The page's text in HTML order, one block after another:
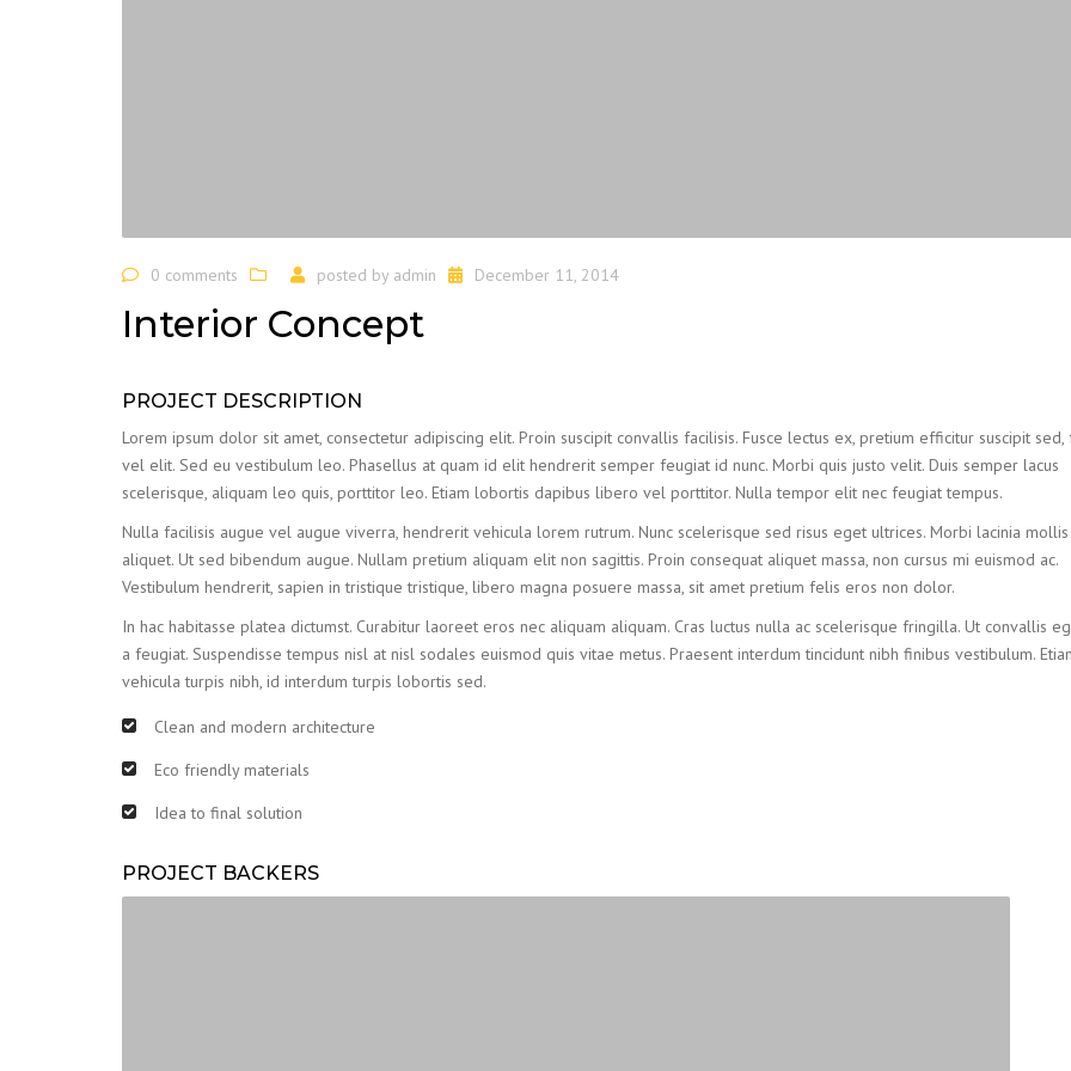
0 comments posted by admin December 11, 2014
Interior Concept
PROJECT DESCRIPTION
Lorem ipsum dolor sit amet, consectetur adipiscing elit. Proin suscipit convallis facilisis. Fusce lectus ex, pretium efficitur suscipit sed,
vel elit. Sed eu vestibulum leo. Phasellus at quam id elit hendrerit semper feugiat id nunc. Morbi quis justo velit. Duis semper lacus
scelerisque, aliquam leo quis, porttitor leo. Etiam lobortis dapibus libero vel porttitor. Nulla tempor elit nec feugiat tempus.
Nulla facilisis augue vel augue viverra, hendrerit vehicula lorem rutrum. Nunc scelerisque sed risus eget ultrices. Morbi lacinia
aliquet. Ut sed bibendum augue. Nullam pretium aliquam elit non sagittis. Proin consequat aliquet massa, non cursus mi euismod ac.
Vestibulum hendrerit, sapien in tristique tristique, libero magna posuere massa, sit amet pretium felis eros non dolor.
In hac habitasse platea dictumst. Curabitur laoreet eros nec aliquam aliquam. Cras luctus nulla ac scelerisque fringilla. Ut convallis
a feugiat. Suspendisse tempus nisl at nisl sodales euismod quis vitae metus. Praesent interdum tincidunt nibh finibus vestibulum.
vehicula turpis nibh, id interdum turpis lobortis sed.
Clean and modern architecture
Eco friendly materials
Idea to final solution
PROJECT BACKERS